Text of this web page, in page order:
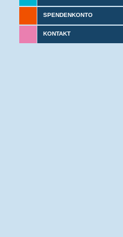
SPENDENKONTO
KONTAKT